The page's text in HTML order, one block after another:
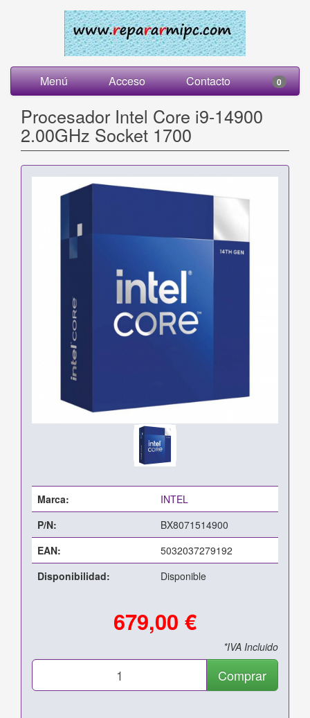
Menú Acceso Contacto 0
Procesador Intel Core i9-14900
2.00GHz Socket 1700
Marca:
INTEL
P/N:
BX8071514900
EAN:
5032037279192
Disponibilidad:
Disponible
679,00 €
*IVA Incluido
Comprar